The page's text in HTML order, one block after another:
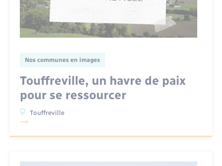
Nos communes en images
Touffreville, un havre de paix
pour se ressourcer
Touffreville